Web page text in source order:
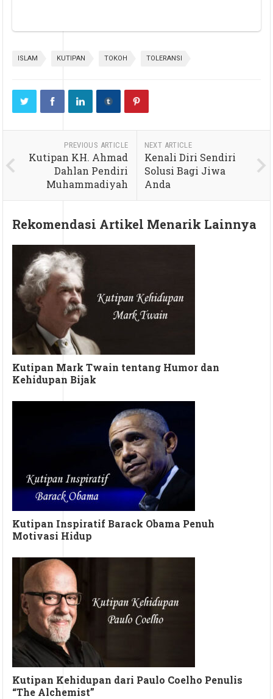
ISLAM KUTIPAN TOKOH TOLERANSI
PREVIOUS ARTICLE
Kutipan KH. Ahmad
Dahlan Pendiri
Muhammadiyah
NEXT ARTICLE
Kenali Diri Sendiri
Solusi Bagi Jiwa
Anda
Rekomendasi Artikel Menarik Lainnya
Kutipan Mark Twain tentang Humor dan
Kehidupan Bijak
Kutipan Inspiratif Barack Obama Penuh
Motivasi Hidup
Kutipan Kehidupan dari Paulo Coelho Penulis
“The Alchemist”